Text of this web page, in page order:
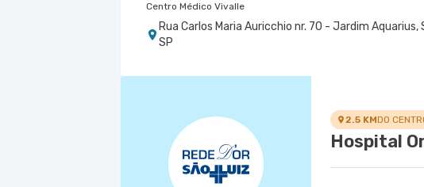
Centro Médico Vivalle
Rua Carlos Maria Auricchio nr. 70 - Jardim Aquarius,
SP
2.5 KM
Hospital